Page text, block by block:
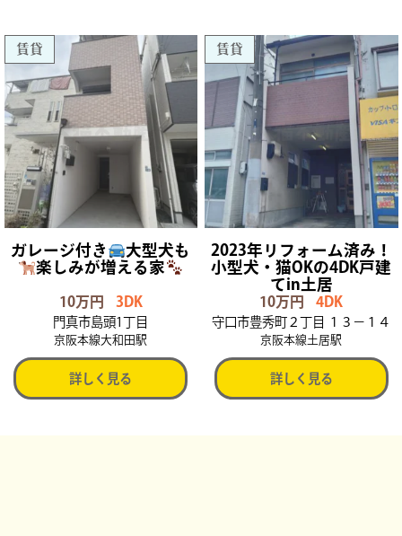
賃貸
ガレージ付き
大型犬も
楽しみが増える家
10万円 3DK
門真市島頭1丁目
京阪本線大和田駅
詳しく見る
賃貸
2023年リフォーム済み！
小型犬・猫OKの4DK戸建
てin土居
10万円 4DK
守口市豊秀町２丁目 １３－１４
京阪本線土居駅
詳しく見る